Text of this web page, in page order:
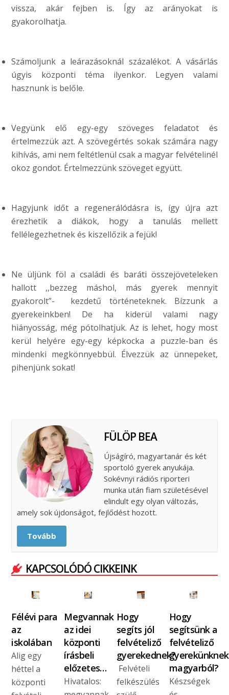
vissza, akár fejben is. Így az arányokat is
gyakorolhatja.
Számoljunk a leárazásoknál százalékot. A vásárlás
úgyis központi téma ilyenkor. Legyen valami
hasznunk is belőle.
Vegyünk elő egy-egy szöveges feladatot és
értelmezzük azt. A szövegértés sokak számára nagy
kihívás, ami nem feltétlenül csak a magyar felvételinél
okoz gondot. Értelmezzünk szöveget együtt.
Hagyjunk időt a regenerálódásra is, így újra azt
érezhetik a diákok, hogy a tanulás mellett
fellélegezhetnek és kiszellőzik a fejük!
Ne üljünk föl a családi és baráti összejöveteleken
hallott ,,bezzeg máshol, más gyerek mennyit
gyakorolt”- kezdetű történeteknek. Bízzunk a
gyerekeinkben! De ha kiderül valami nagy
hiányosság, még pótolhatjuk. Az is lehet, hogy most
kerül helyére egy-egy képkocka a puzzle-ban és
mindenki megkönnyebbül. Élvezzük az ünnepeket,
pihenjünk sokat!
FÜLÖP BEA
Újságíró, magyartanár és két
sportoló gyerek anyukája.
Sokévnyi rádiós riporteri
munka után fiam születésével
elindult egy olyan változás,
amely sok újdonságot, fejlődést hozott.
Tovább
KAPCSOLÓDÓ CIKKEINK
Félévi para
az
iskolában
Alig egy
héttel a
központi
Megvannak
az idei
központi
írásbeli
előzetes…
Hivatalos:
Hogy
segíts jól
felvételiző
gyerekednek?
Felvételi
felkészülés
Hogy
segítsünk a
felvételiző
gyerekünknek
magyarból?
Készségek